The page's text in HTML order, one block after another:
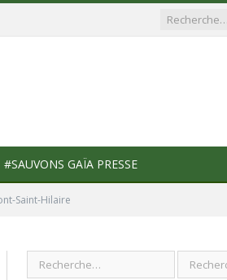
#SAUVONS GAÏA PRESSE
Saint-Hilaire